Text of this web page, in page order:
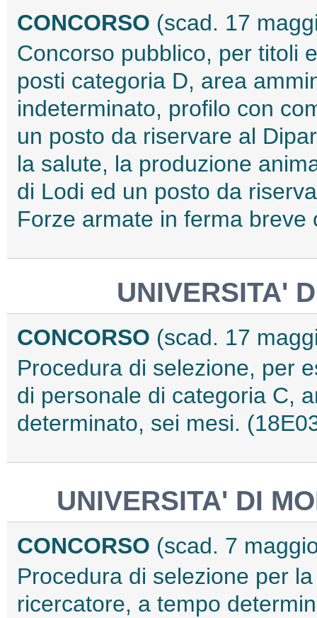
CONCORSO (scad. 17
Concorso pubblico, per titoli
posti categoria D, area
indeterminato, profilo con
un posto da riservare al
la salute, la produzione
di Lodi ed un posto da
Forze armate in ferma
UNIVERSITA'
CONCORSO (scad. 17
Procedura di selezione, per
di personale di categoria C,
determinato, sei mesi.
UNIVERSITA' DI
CONCORSO (scad. 7
Procedura di selezione per
ricercatore, a tempo